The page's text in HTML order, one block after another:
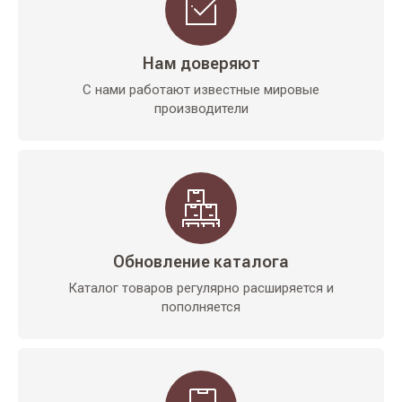
Нам доверяют
С нами работают известные мировые
производители
Обновление каталога
Каталог товаров регулярно расширяется и
пополняется